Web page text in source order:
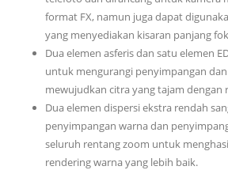
format FX, namun juga dapat
yang menyediakan kisaran panjang
Dua elemen asferis dan satu elemen
untuk mengurangi penyimpangan
mewujudkan citra yang tajam dengan
Dua elemen dispersi ekstra rendah
penyimpangan warna dan
seluruh rentang zoom untuk
rendering warna yang lebih baik.